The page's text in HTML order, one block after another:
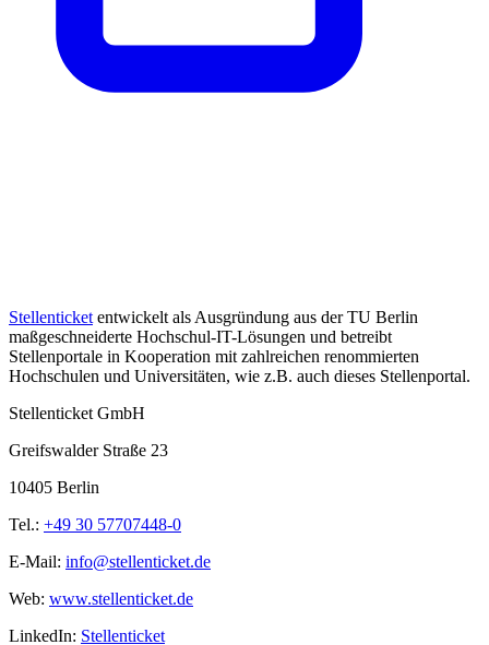
Stellenticket entwickelt als Ausgründung aus der TU Berlin
maßgeschneiderte Hochschul-IT-Lösungen und betreibt
Stellenportale in Kooperation mit zahlreichen renommierten
Hochschulen und Universitäten, wie z.B. auch dieses Stellenportal.
Stellenticket GmbH
Greifswalder Straße 23
10405 Berlin
Tel.: +49 30 57707448-0
E-Mail: info@stellenticket.de
Web: www.stellenticket.de
LinkedIn: Stellenticket